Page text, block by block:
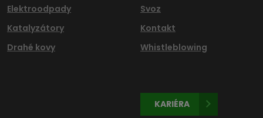
Elektroodpady
Katalyzátory
Drahé kovy
Svoz
Kontakt
Whistleblowing
KARIÉRA